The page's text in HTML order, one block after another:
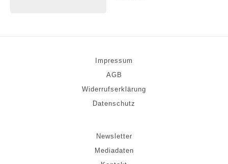
Impressum
AGB
Widerrufserklärung
Datenschutz
Newsletter
Mediadaten